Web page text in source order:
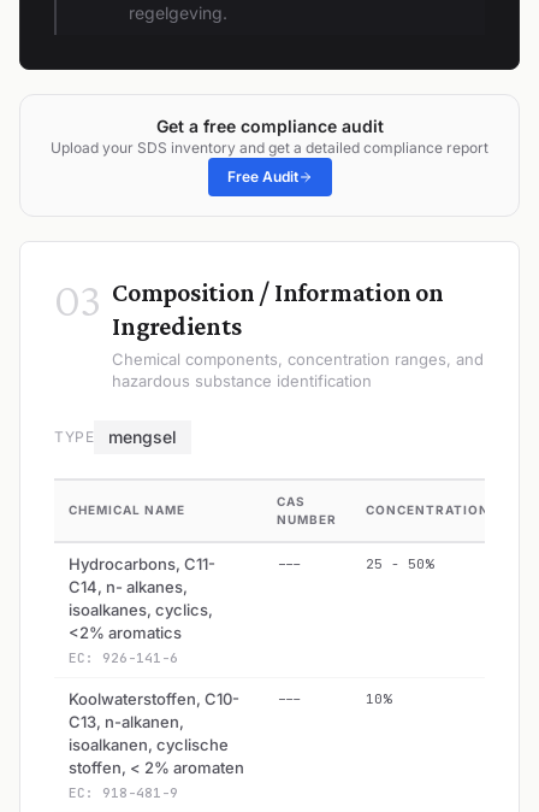
regelgeving.
Get a free compliance audit
Upload your SDS inventory and get a detailed compliance report
Free Audit
03 Composition / Information on
Ingredients
Chemical components, concentration ranges, and
hazardous substance identification
TYPE mengsel
CHEMICAL NAME
CAS
NUMBER
CONCENTRATION
Hydrocarbons, C11-
C14, n- alkanes,
isoalkanes, cyclics,
<2% aromatics
EC: 926-141-6
--- 25 - 50%
Koolwaterstoffen, C10-
C13, n-alkanen,
isoalkanen, cyclische
stoffen, < 2% aromaten
EC: 918-481-9
--- 10%